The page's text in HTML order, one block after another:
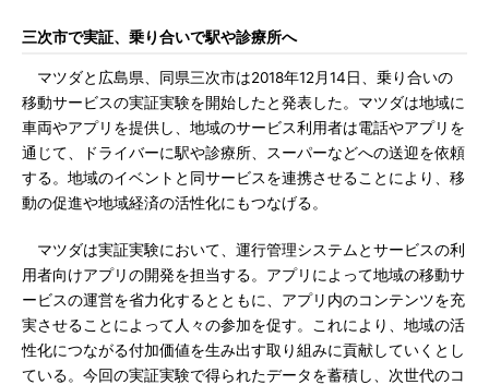
三次市で実証、乗り合いで駅や診療所へ
マツダと広島県、同県三次市は2018年12月14日、乗り合いの
移動サービスの実証実験を開始したと発表した。マツダは地域に
車両やアプリを提供し、地域のサービス利用者は電話やアプリを
通じて、ドライバーに駅や診療所、スーパーなどへの送迎を依頼
する。地域のイベントと同サービスを連携させることにより、移
動の促進や地域経済の活性化にもつなげる。
マツダは実証実験において、運行管理システムとサービスの利
用者向けアプリの開発を担当する。アプリによって地域の移動サ
ービスの運営を省力化するとともに、アプリ内のコンテンツを充
実させることによって人々の参加を促す。これにより、地域の活
性化につながる付加価値を生み出す取り組みに貢献していくとし
ている。今回の実証実験で得られたデータを蓄積し、次世代のコ